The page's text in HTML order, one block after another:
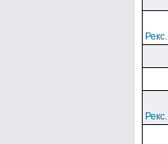
Рекс.
Рекс.